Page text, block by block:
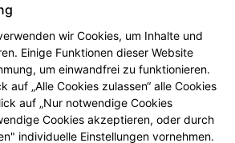
Datenschutzhinweisezur
absenden
wir Cookies, um Inhalte und
Einige Funktionen dieser Website
um einwandfrei zu funktionieren.
auf „Alle Cookies zulassen“ alle Cookies
auf „Nur notwendige Cookies
Cookies akzeptieren, oder durch
individuelle Einstellungen vornehmen.